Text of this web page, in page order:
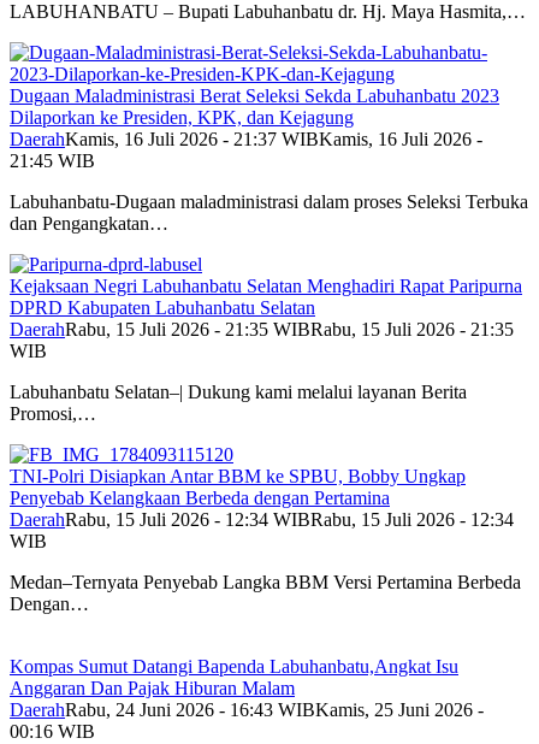
LABUHANBATU – Bupati Labuhanbatu dr. Hj. Maya Hasmita,…
Dugaan Maladministrasi Berat Seleksi Sekda Labuhanbatu 2023
Dilaporkan ke Presiden, KPK, dan Kejagung
DaerahKamis, 16 Juli 2026 - 21:37 WIBKamis, 16 Juli 2026 -
21:45 WIB
Labuhanbatu-Dugaan maladministrasi dalam proses Seleksi Terbuka
dan Pengangkatan…
Kejaksaan Negri Labuhanbatu Selatan Menghadiri Rapat Paripurna
DPRD Kabupaten Labuhanbatu Selatan
DaerahRabu, 15 Juli 2026 - 21:35 WIBRabu, 15 Juli 2026 - 21:35
WIB
Labuhanbatu Selatan–| Dukung kami melalui layanan Berita
Promosi,…
TNI-Polri Disiapkan Antar BBM ke SPBU, Bobby Ungkap
Penyebab Kelangkaan Berbeda dengan Pertamina
DaerahRabu, 15 Juli 2026 - 12:34 WIBRabu, 15 Juli 2026 - 12:34
WIB
Medan–Ternyata Penyebab Langka BBM Versi Pertamina Berbeda
Dengan…
Kompas Sumut Datangi Bapenda Labuhanbatu,Angkat Isu
Anggaran Dan Pajak Hiburan Malam
DaerahRabu, 24 Juni 2026 - 16:43 WIBKamis, 25 Juni 2026 -
00:16 WIB